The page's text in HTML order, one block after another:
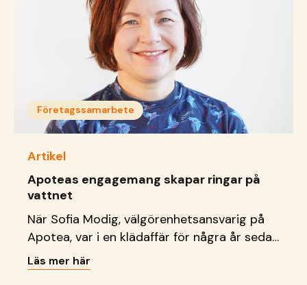
Företagssamarbete
Artikel
Apoteas engagemang skapar ringar på
vattnet
När Sofia Modig, välgörenhetsansvarig på
Apotea, var i en klädaffär för några år sedan
bad de henne avrunda upp köpet till förmån
för en insamlingsorganisation. Då bestämde
Läs mer här